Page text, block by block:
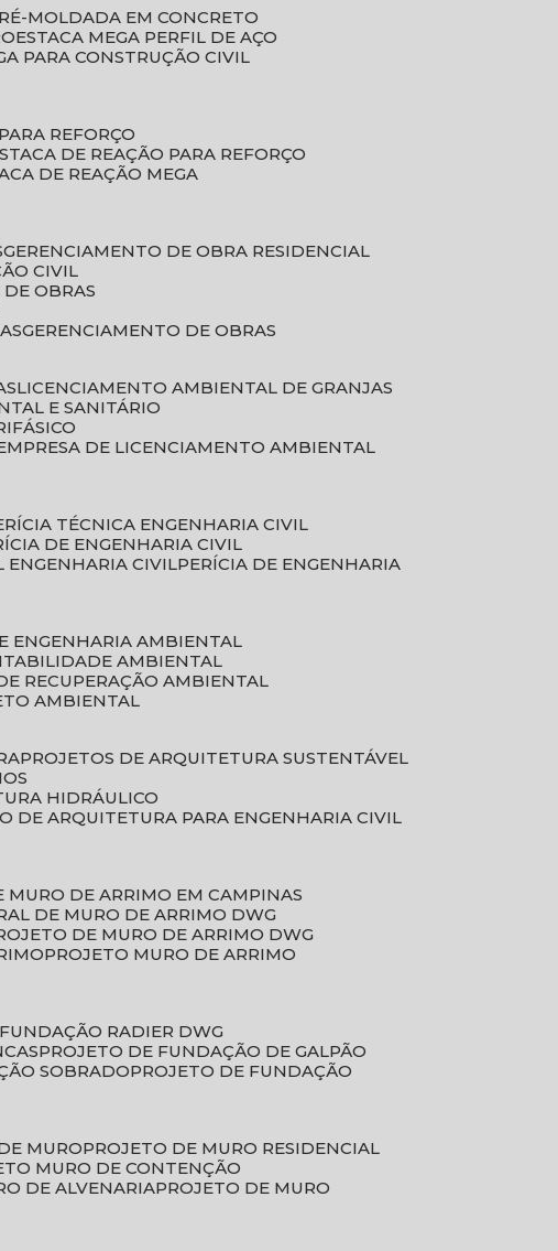
MOLDADA EM CONCRETO
ESTACA MEGA PERFIL DE AÇO
PARA CONSTRUÇÃO CIVIL
REFORÇO
ESTACA DE REAÇÃO PARA REFORÇO
DE REAÇÃO MEGA
GERENCIAMENTO DE OBRA RESIDENCIAL
CIVIL
DE OBRAS
GERENCIAMENTO DE OBRAS
LICENCIAMENTO AMBIENTAL DE GRANJAS
E SANITÁRIO
EMPRESA DE LICENCIAMENTO AMBIENTAL
TÉCNICA ENGENHARIA CIVIL
DE ENGENHARIA CIVIL
ENGENHARIA CIVIL
PERÍCIA DE ENGENHARIA
ENGENHARIA AMBIENTAL
AMBIENTAL
RECUPERAÇÃO AMBIENTAL
AMBIENTAL
PROJETOS DE ARQUITETURA SUSTENTÁVEL
HIDRÁULICO
DE ARQUITETURA PARA ENGENHARIA CIVIL
MURO DE ARRIMO EM CAMPINAS
DE MURO DE ARRIMO DWG
DE MURO DE ARRIMO DWG
PROJETO MURO DE ARRIMO
FUNDAÇÃO RADIER DWG
PROJETO DE FUNDAÇÃO DE GALPÃO
SOBRADO
PROJETO DE FUNDAÇÃO
MURO
PROJETO DE MURO RESIDENCIAL
MURO DE CONTENÇÃO
DE ALVENARIA
PROJETO DE MURO